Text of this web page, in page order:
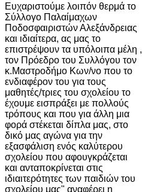
Ευχαριστούμε λοιπόν θερμά το
Σύλλογο Παλαίμαχων
Ποδοσφαιριστών Αλεξάνδρειας
και ιδιαίτερα, ας μας το
επιστρέψουν τα υπόλοιπα μέλη ,
τον Πρόεδρο του Συλλόγου τον
κ.Μαστροδήμο Κων/νο που το
ενδιαφέρον του για τους
μαθητές/τριες του σχολείου το
έχουμε εισπράξει με πολλούς
τρόπους και που για άλλη μια
φορά στέκεται δίπλα μας, στο
δικό μας αγώνα για την
εξασφάλιση ενός καλύτερου
σχολείου που αφουγκράζεται
και ανταποκρίνεται στις
ιδιαιτερότητες των παιδιών του
σχολείου μας" αναφέρει η